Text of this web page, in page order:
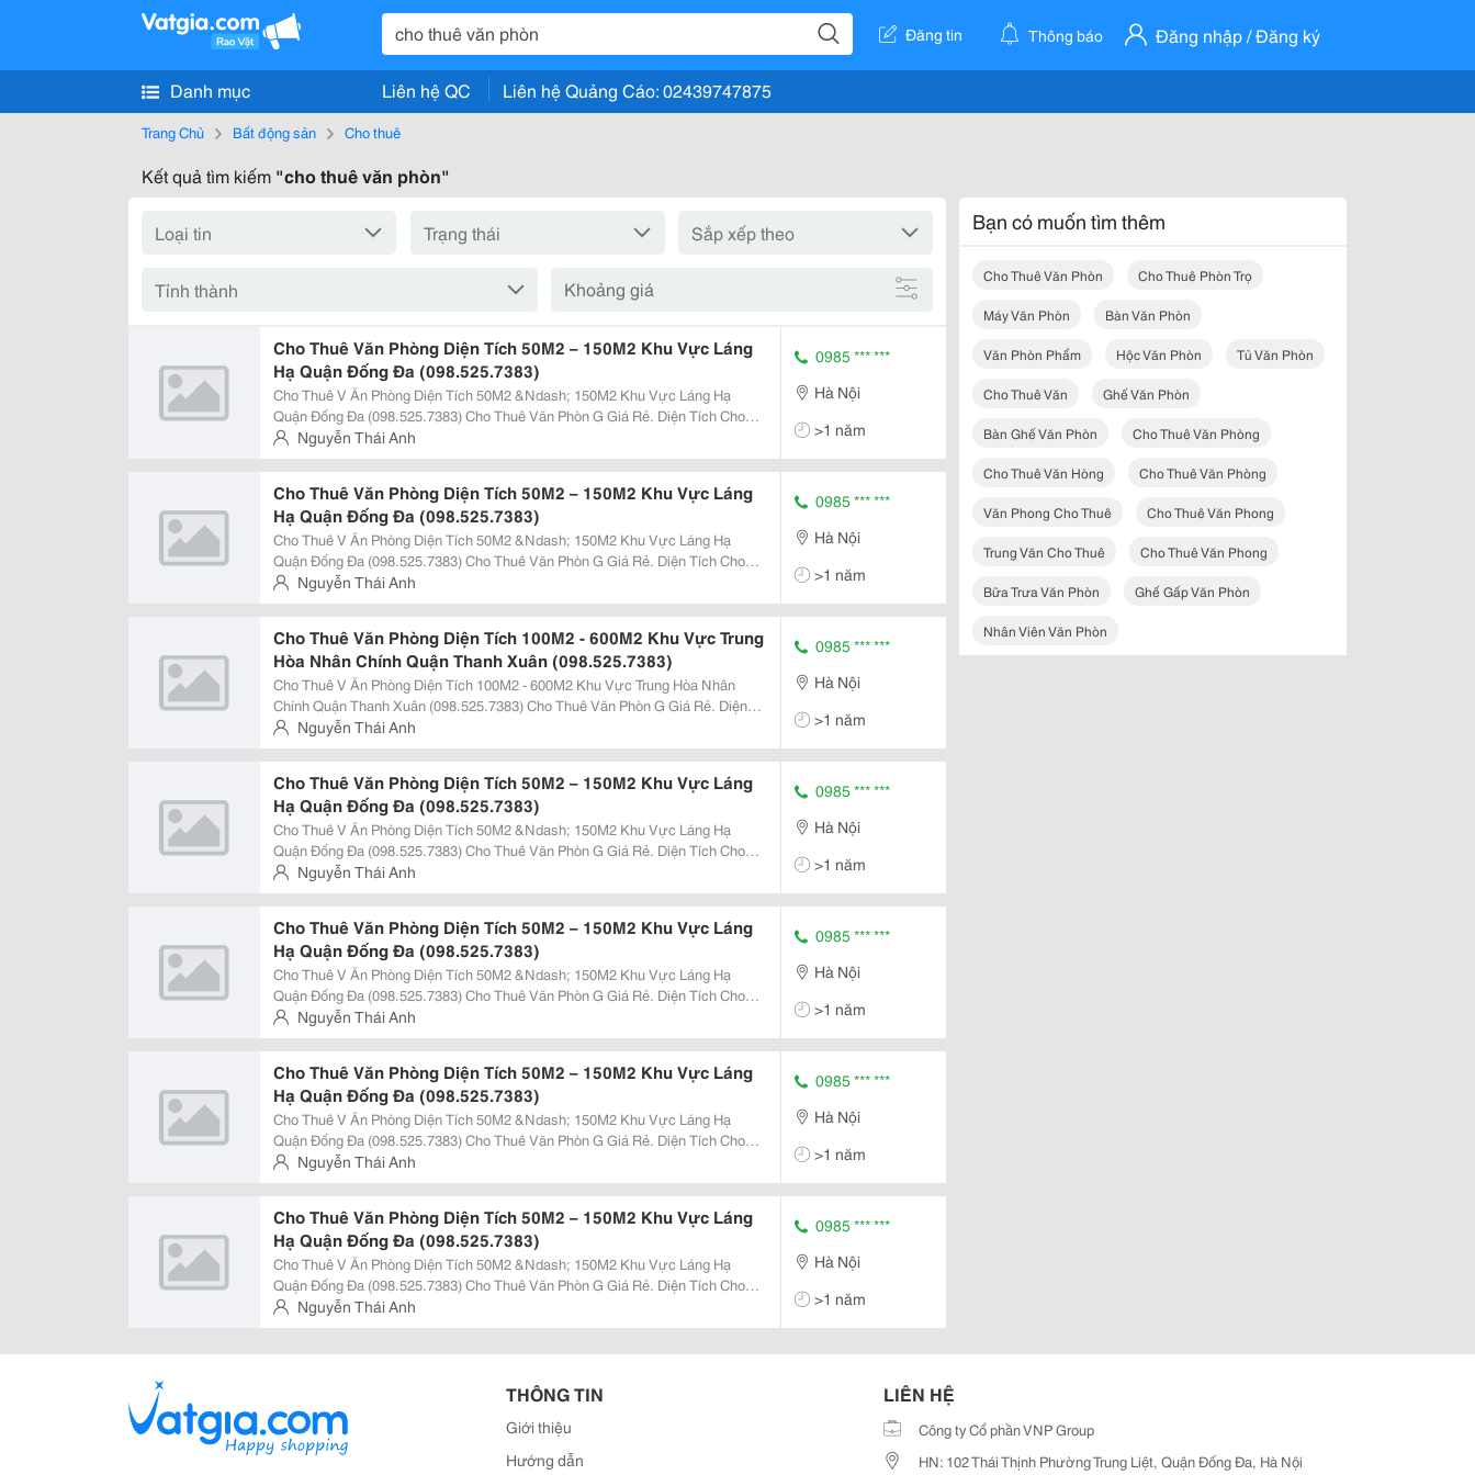
Đăng tin Thông báo Đăng nhập / Đăng ký
Danh mục Liên hệ QC Liên hệ Quảng Cáo: 02439747875
Trang Chủ Bất động sản Cho thuê
Kết quả tìm kiếm "cho thuê văn phòn"
Khoảng giá
Cho Thuê Văn Phòng Diện Tích 50M2 – 150M2 Khu Vực Láng
Hạ Quận Đống Đa (098.525.7383)
Cho Thuê V Ăn Phòng Diện Tích 50M2 &Ndash; 150M2 Khu Vực Láng Hạ
Quận Đống Đa (098.525.7383) Cho Thuê Văn Phòn G Giá Rẻ. Diện Tích Cho
Thuê Từ 50M2 &Ndash; 150M2. Giá Cho Thuê: $22/M2 ( Vat + Phí Dịch Vụ)
Liên Hệ: Thái Anh - 098.525.7383
Nguyễn Thái Anh
0985 *** ***
Hà Nội
>1 năm
Cho Thuê Văn Phòng Diện Tích 50M2 – 150M2 Khu Vực Láng
Hạ Quận Đống Đa (098.525.7383)
Cho Thuê V Ăn Phòng Diện Tích 50M2 &Ndash; 150M2 Khu Vực Láng Hạ
Quận Đống Đa (098.525.7383) Cho Thuê Văn Phòn G Giá Rẻ. Diện Tích Cho
Thuê Từ 50M2 &Ndash; 150M2. Giá Cho Thuê: $22/M2 ( Vat + Phí Dịch Vụ)
Liên Hệ: Thái Anh - 098.525.7383
Nguyễn Thái Anh
0985 *** ***
Hà Nội
>1 năm
Cho Thuê Văn Phòng Diện Tích 100M2 - 600M2 Khu Vực Trung
Hòa Nhân Chính Quận Thanh Xuân (098.525.7383)
Cho Thuê V Ăn Phòng Diện Tích 100M2 - 600M2 Khu Vực Trung Hòa Nhân
Chính Quận Thanh Xuân (098.525.7383) Cho Thuê Văn Phòn G Giá Rẻ. Diện
Tích Cho Thuê Từ 100M2 &Ndash; 600M2. Giá Cho Thuê: $10/M2 ( Vat + Phí
Dịch Vụ) Liên Hệ: Thái Anh - 098.
Nguyễn Thái Anh
0985 *** ***
Hà Nội
>1 năm
Cho Thuê Văn Phòng Diện Tích 50M2 – 150M2 Khu Vực Láng
Hạ Quận Đống Đa (098.525.7383)
Cho Thuê V Ăn Phòng Diện Tích 50M2 &Ndash; 150M2 Khu Vực Láng Hạ
Quận Đống Đa (098.525.7383) Cho Thuê Văn Phòn G Giá Rẻ. Diện Tích Cho
Thuê Từ 50M2 &Ndash; 150M2. Giá Cho Thuê: $22/M2 ( Vat + Phí Dịch Vụ)
Liên Hệ: Thái Anh - 098.525.7383
Nguyễn Thái Anh
0985 *** ***
Hà Nội
>1 năm
Cho Thuê Văn Phòng Diện Tích 50M2 – 150M2 Khu Vực Láng
Hạ Quận Đống Đa (098.525.7383)
Cho Thuê V Ăn Phòng Diện Tích 50M2 &Ndash; 150M2 Khu Vực Láng Hạ
Quận Đống Đa (098.525.7383) Cho Thuê Văn Phòn G Giá Rẻ. Diện Tích Cho
Thuê Từ 50M2 &Ndash; 150M2. Giá Cho Thuê: $22/M2 ( Vat + Phí Dịch Vụ)
Liên Hệ: Thái Anh - 098.525.7383
Nguyễn Thái Anh
0985 *** ***
Hà Nội
>1 năm
Cho Thuê Văn Phòng Diện Tích 50M2 – 150M2 Khu Vực Láng
Hạ Quận Đống Đa (098.525.7383)
Cho Thuê V Ăn Phòng Diện Tích 50M2 &Ndash; 150M2 Khu Vực Láng Hạ
Quận Đống Đa (098.525.7383) Cho Thuê Văn Phòn G Giá Rẻ. Diện Tích Cho
Thuê Từ 50M2 &Ndash; 150M2. Giá Cho Thuê: $22/M2 ( Vat + Phí Dịch Vụ)
Liên Hệ: Thái Anh - 098.525.7383
Nguyễn Thái Anh
0985 *** ***
Hà Nội
>1 năm
Cho Thuê Văn Phòng Diện Tích 50M2 – 150M2 Khu Vực Láng
Hạ Quận Đống Đa (098.525.7383)
Cho Thuê V Ăn Phòng Diện Tích 50M2 &Ndash; 150M2 Khu Vực Láng Hạ
Quận Đống Đa (098.525.7383) Cho Thuê Văn Phòn G Giá Rẻ. Diện Tích Cho
Thuê Từ 50M2 &Ndash; 150M2. Giá Cho Thuê: $22/M2 ( Vat + Phí Dịch Vụ)
Liên Hệ: Thái Anh - 098.525.7383
Nguyễn Thái Anh
0985 *** ***
Hà Nội
>1 năm
Bạn có muốn tìm thêm
Cho Thuê Văn Phòn Cho Thuê Phòn Trọ
Máy Văn Phòn Bàn Văn Phòn
Văn Phòn Phẩm Hộc Văn Phòn Tủ Văn Phòn
Cho Thuê Văn Ghế Văn Phòn
Bàn Ghế Văn Phòn Cho Thuê Văn Phòng
Cho Thuê Văn Hòng Cho Thuê Văn Phòng
Văn Phong Cho Thuê Cho Thuê Văn Phong
Trung Văn Cho Thuê Cho Thuê Văn Phong
Bữa Trưa Văn Phòn Ghế Gấp Văn Phòn
Nhân Viên Văn Phòn
THÔNG TIN
Giới thiệu
Hướng dẫn
LIÊN HỆ
Công ty Cổ phần VNP Group
HN: 102 Thái Thịnh Phường Trung Liệt, Quận Đống Đa, Hà Nội